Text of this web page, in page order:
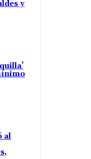
y
al